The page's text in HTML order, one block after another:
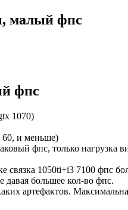
малый фпс
фпс
1070)
60, и меньше)
фпс, только нагрузка
1050ti+i3 7100 фпс
давая большее кол-во фпс.
артефактов.